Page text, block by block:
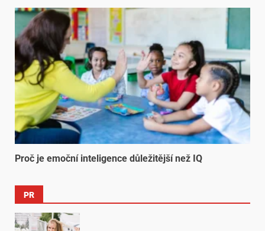
Proč je emoční inteligence důležitější než IQ
PR